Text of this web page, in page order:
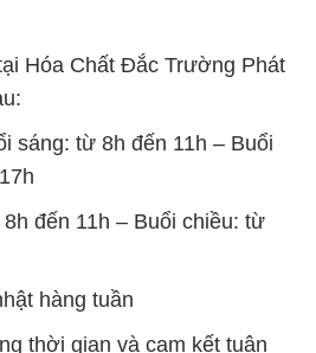
Hóa Chất Đắc Trường Phát
sáng: từ 8h đến 11h – Buổi
đến 11h – Buổi chiều: từ
hàng tuần
thời gian và cam kết tuân